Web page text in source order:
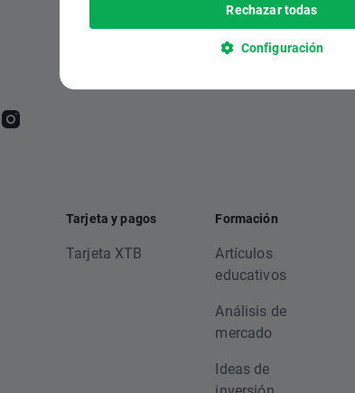
Tarjeta y pagos
Tarjeta XTB
Formación
Artículos
educativos
Análisis de
mercado
Ideas de
Rechazar todas
Configuración